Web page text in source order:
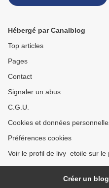
d'abord"
Hébergé par Canalblog
Top articles
Pages
Contact
Signaler un abus
C.G.U.
Cookies et données
Préférences cookies
Voir le profil de livy_etoile sur le
Créer un